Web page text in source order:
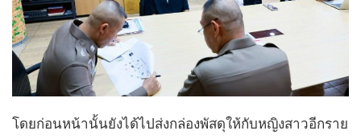
โดยก่อนหน้านั้นยังได้ไปส่งกล่องพัสดุให้กับหญิงสาวอีกราย